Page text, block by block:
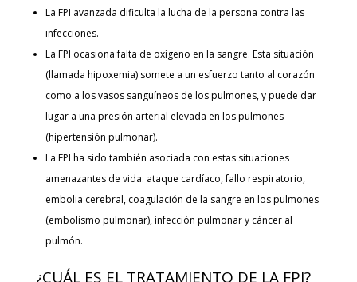
La FPI avanzada dificulta la lucha de la persona contra las
infecciones.
La FPI ocasiona falta de oxígeno en la sangre. Esta situación
(llamada hipoxemia) somete a un esfuerzo tanto al corazón
como a los vasos sanguíneos de los pulmones, y puede dar
lugar a una presión arterial elevada en los pulmones
(hipertensión pulmonar).
La FPI ha sido también asociada con estas situaciones
amenazantes de vida: ataque cardíaco, fallo respiratorio,
embolia cerebral, coagulación de la sangre en los pulmones
(embolismo pulmonar), infección pulmonar y cáncer al
pulmón.
¿CUÁL ES EL TRATAMIENTO DE LA FPI?